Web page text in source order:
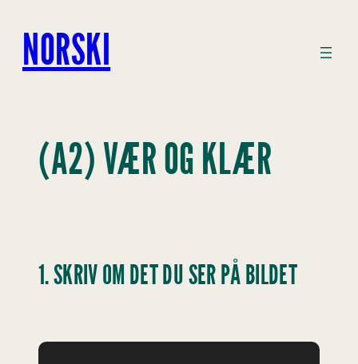
innhold
NORSKI
(A2) VÆR OG KLÆR
1. SKRIV OM DET DU SER PÅ BILDET